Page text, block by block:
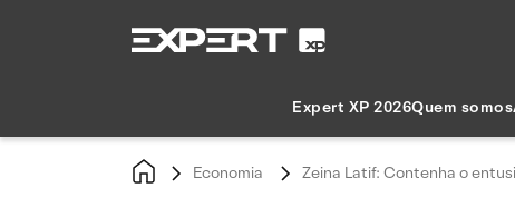
Expert XP 2026Quem somos
Economia Zeina Latif: Contenha o